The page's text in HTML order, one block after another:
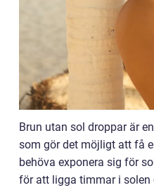
Brun utan sol droppar är
som gör det möjligt att få
behöva exponera sig för
för att ligga timmar i solen